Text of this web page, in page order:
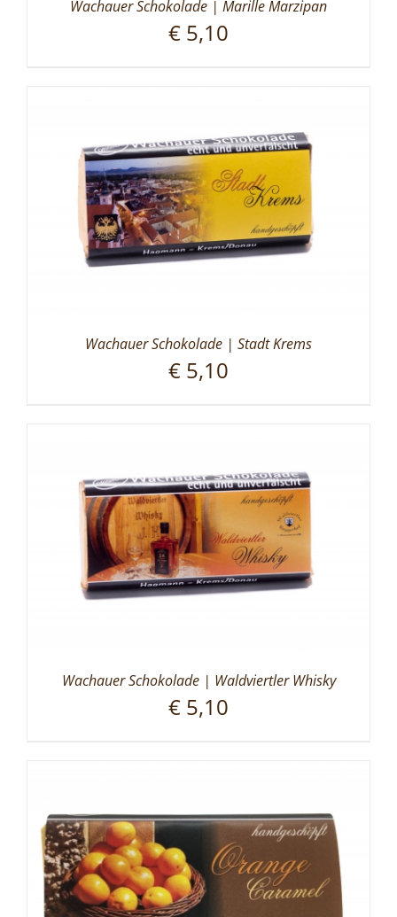
Wachauer Schokolade | Marille Marzipan
€ 5,10
Wachauer Schokolade | Stadt Krems
€ 5,10
Wachauer Schokolade | Waldviertler Whisky
€ 5,10